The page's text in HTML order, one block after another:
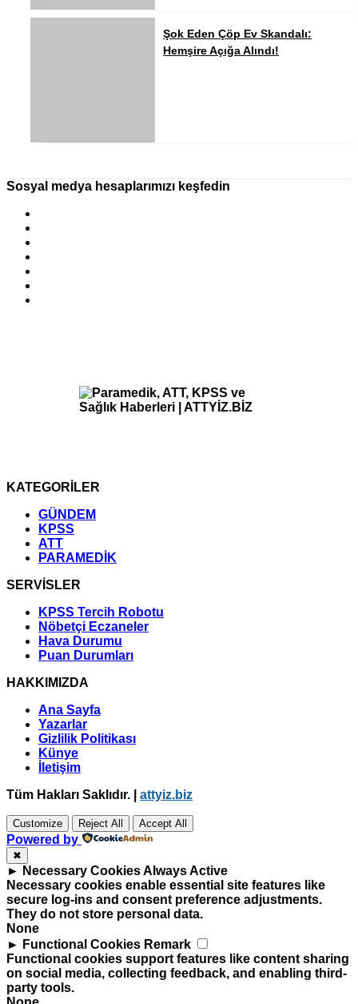
Şok Eden Çöp Ev Skandalı:
Hemşire Açığa Alındı!
Sosyal medya hesaplarımızı keşfedin
KATEGORİLER
GÜNDEM
KPSS
ATT
PARAMEDİK
SERVİSLER
KPSS Tercih Robotu
Nöbetçi Eczaneler
Hava Durumu
Puan Durumları
HAKKIMIZDA
Ana Sayfa
Yazarlar
Gizlilik Politikası
Künye
İletişim
Tüm Hakları Saklıdır. | attyiz.biz
Customize Reject All Accept All
Powered by
✖
► Necessary CookiesAlways Active
Necessary cookies enable essential site features like
secure log-ins and consent preference adjustments.
They do not store personal data.
None
► Functional Cookies Remark
Functional cookies support features like content sharing
on social media, collecting feedback, and enabling third-
party tools.